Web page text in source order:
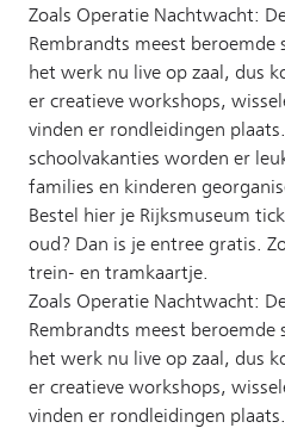
Zoals Operatie Nachtwacht:
Rembrandts meest beroemde
het werk nu live op zaal, dus
er creatieve workshops,
vinden er rondleidingen
schoolvakanties worden er
families en kinderen
Bestel hier je Rijksmuseum
oud? Dan is je entree gratis.
trein- en tramkaartje.
Zoals Operatie Nachtwacht:
Rembrandts meest beroemde
het werk nu live op zaal, dus
er creatieve workshops,
vinden er rondleidingen